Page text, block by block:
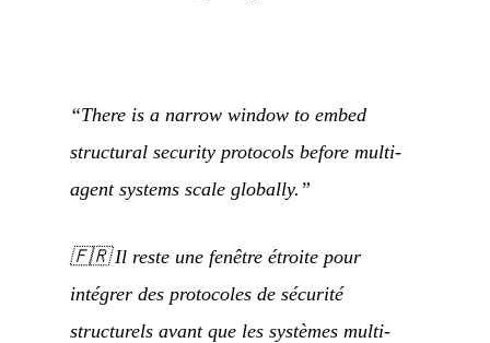
“There is a narrow window to embed
structural security protocols before multi-
agent systems scale globally.”
🇫🇷Il reste une fenêtre étroite pour
intégrer des protocoles de sécurité
structurels avant que les systèmes multi-